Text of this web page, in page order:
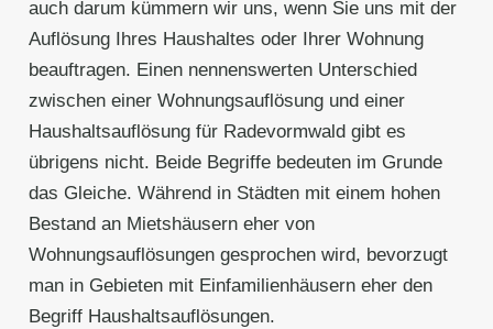
auch darum kümmern wir uns, wenn Sie uns mit der
Auflösung Ihres Haushaltes oder Ihrer Wohnung
beauftragen. Einen nennenswerten Unterschied
zwischen einer Wohnungsauflösung und einer
Haushaltsauflösung für Radevormwald gibt es
übrigens nicht. Beide Begriffe bedeuten im Grunde
das Gleiche. Während in Städten mit einem hohen
Bestand an Mietshäusern eher von
Wohnungsauflösungen gesprochen wird, bevorzugt
man in Gebieten mit Einfamilienhäusern eher den
Begriff Haushaltsauflösungen.